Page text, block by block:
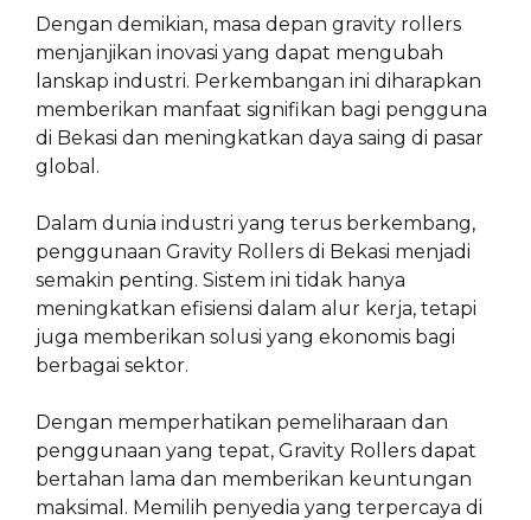
Dengan demikian, masa depan gravity rollers
menjanjikan inovasi yang dapat mengubah
lanskap industri. Perkembangan ini diharapkan
memberikan manfaat signifikan bagi pengguna
di Bekasi dan meningkatkan daya saing di pasar
global.
Dalam dunia industri yang terus berkembang,
penggunaan Gravity Rollers di Bekasi menjadi
semakin penting. Sistem ini tidak hanya
meningkatkan efisiensi dalam alur kerja, tetapi
juga memberikan solusi yang ekonomis bagi
berbagai sektor.
Dengan memperhatikan pemeliharaan dan
penggunaan yang tepat, Gravity Rollers dapat
bertahan lama dan memberikan keuntungan
maksimal. Memilih penyedia yang terpercaya di